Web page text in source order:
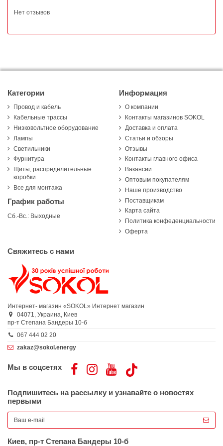
Нет отзывов
Категории
Провод и кабель
Кабельные трассы
Низковольтное оборудование
Лампы
Светильники
Фурнитура
Щиты, распределительные
коробки
Все для монтажа
График работы
Сб.-Вс.: Выходные
Информация
О компании
Контакты магазинов SOKOL
Доставка и оплата
Статьи и обзоры
Отзывы
Контакты главного офиса
Вакансии
Оптовым покупателям
Наше производство
Поставщикам
Карта сайта
Политика конфеденциальности
Оферта
Свяжитесь с нами
Интернет- магазин «SOKOL» Интернет магазин
04071, Украина, Киев
пр-т Степана Бандеры 10-б
067 444 02 20
zakaz@sokol.energy
Мы в соцсетях
Подпишитесь на рассылку и узнавайте о новостях
первыми
Киев, пр-т Степана Бандеры 10-б